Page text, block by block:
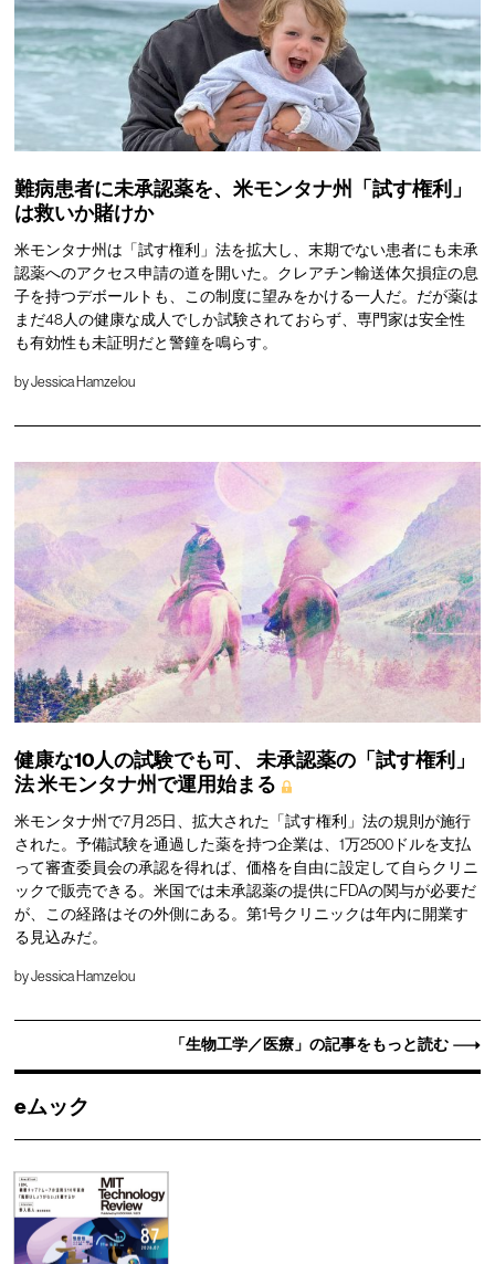
難病患者に未承認薬を、米モンタナ州「試す権利」
は救いか賭けか
米モンタナ州は「試す権利」法を拡大し、末期でない患者にも未承
認薬へのアクセス申請の道を開いた。クレアチン輸送体欠損症の息
子を持つデボールトも、この制度に望みをかける一人だ。だが薬は
まだ48人の健康な成人でしか試験されておらず、専門家は安全性
も有効性も未証明だと警鐘を鳴らす。
byJessica Hamzelou
健康な10人の試験でも可、
未承認薬の「試す権利」
法米モンタナ州で運用始まる
米モンタナ州で7月25日、拡大された「試す権利」法の規則が施行
された。予備試験を通過した薬を持つ企業は、1万2500ドルを支払
って審査委員会の承認を得れば、価格を自由に設定して自らクリニ
ックで販売できる。米国では未承認薬の提供にFDAの関与が必要だ
が、この経路はその外側にある。第1号クリニックは年内に開業す
る見込みだ。
byJessica Hamzelou
「生物工学／医療」の記事をもっと読む
eムック